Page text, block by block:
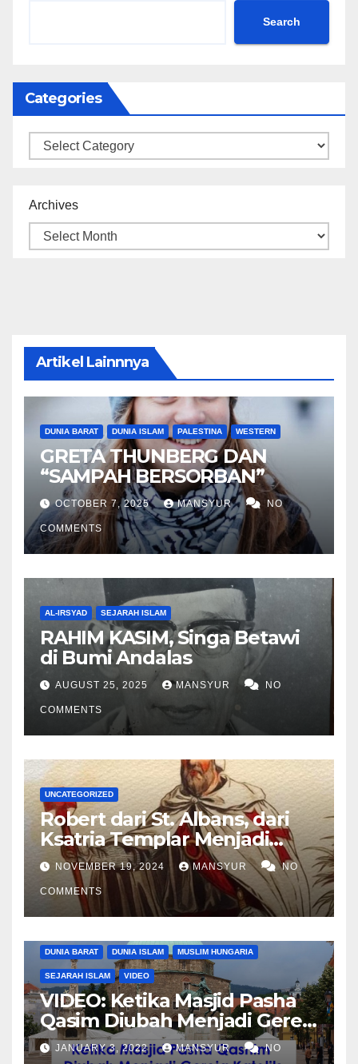
Search
Categories
Categories
Archives
Artikel Lainnnya
DUNIA BARAT DUNIA ISLAM PALESTINA WESTERN
GRETA THUNBERG DAN
“SAMPAH BERSORBAN”
OCTOBER 7, 2025 MANSYUR NO
COMMENTS
AL-IRSYAD SEJARAH ISLAM
RAHIM KASIM, Singa Betawi
di Bumi Andalas
AUGUST 25, 2025 MANSYUR NO
COMMENTS
UNCATEGORIZED
Robert dari St. Albans, dari
Ksatria Templar Menjadi
Komandan Pasukan
Shalahuddin Merebut
Kembali Yerusalem
NOVEMBER 19, 2024 MANSYUR NO
COMMENTS
DUNIA BARAT DUNIA ISLAM MUSLIM HUNGARIA
SEJARAH ISLAM VIDEO
VIDEO: Ketika Masjid Pasha
Qasim Diubah Menjadi Gereja
Katolik di Pecs, Hungaria
JANUARY 3, 2022 MANSYUR NO